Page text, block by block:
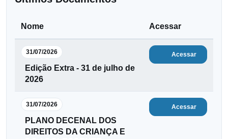
Nome Acessar
31/07/2026
Edição Extra - 31 de julho de
2026
Acessar
31/07/2026
PLANO DECENAL DOS
DIREITOS DA CRIANÇA E
Acessar